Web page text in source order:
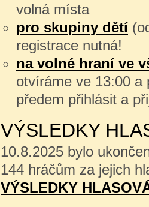
volná místa
pro skupiny dětí
registrace nutná!
na volné hraní ve
otvíráme ve 13:00 a
předem přihlásit a
VÝSLEDKY
10.8.2025 bylo
144 hráčům za jejich
VÝSLEDKY